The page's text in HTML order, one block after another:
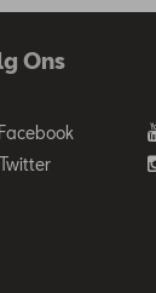
Ons
Facebook
Twitter